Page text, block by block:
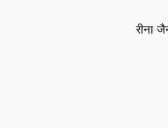
रीना